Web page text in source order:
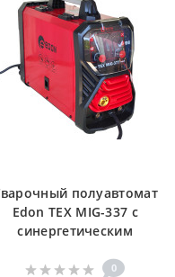
полуавтомат
Edon TEX MIG-337 с
синергетическим
0